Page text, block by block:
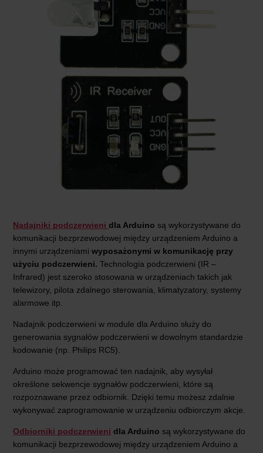
Nadajniki podczerwieni dla Arduino są wykorzystywane do
komunikacji bezprzewodowej między urządzeniem Arduino a
innymi urządzeniami wyposażonymi w komunikację przy
użyciu podczerwieni. Technologia podczerwieni (IR –
Infrared) jest szeroko stosowana w urządzeniach takich jak
telewizory, pilota zdalnego sterowania, klimatyzatory, systemy
alarmowe itp.
Nadajnik podczerwieni w module dla Arduino służy do
generowania sygnałów podczerwieni w dowolnym standardzie
kodowanie (np. Philips RC5).
Arduino może programować ten nadajnik, aby wysyłał
określone sekwencje sygnałów podczerwieni, które są
rozpoznawane przez odbiornik. Dzięki temu możesz zdalnie
wykonywać zaprogramowanie w urządzeniu odbiorczym akcje.
Odbiorniki podczerwieni dla Arduino są wykorzystywane do
komunikacji bezprzewodowej między urządzeniem Arduino a